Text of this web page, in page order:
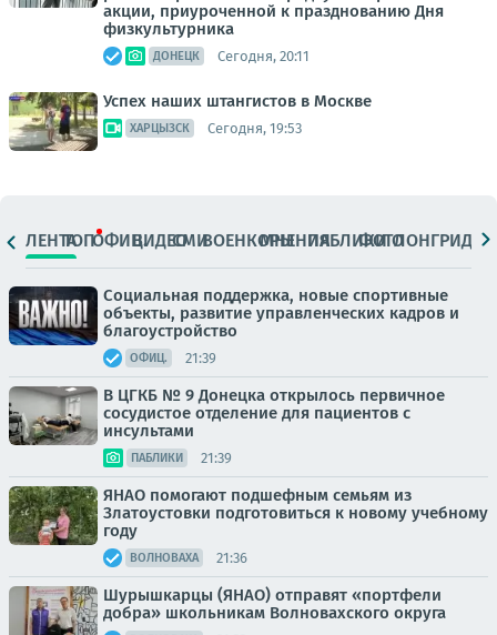
акции, приуроченной к празднованию Дня
физкультурника
ДОНЕЦК Сегодня, 20:11
Успех наших штангистов в Москве
ХАРЦЫЗСК Сегодня, 19:53
ЛЕНТАТОПОФИЦ.ВИДЕОСМИВОЕНКОРЫМНЕНИЯПАБЛИКИ
ФОТОЛОНГРИДЫ
Социальная поддержка, новые спортивные
объекты, развитие управленческих кадров и
благоустройство
ОФИЦ. 21:39
В ЦГКБ № 9 Донецка открылось первичное
сосудистое отделение для пациентов с
инсультами
ПАБЛИКИ 21:39
ЯНАО помогают подшефным семьям из
Златоустовки подготовиться к новому учебному
году
ВОЛНОВАХА 21:36
Шурышкарцы (ЯНАО) отправят «портфели
добра» школьникам Волновахского округа